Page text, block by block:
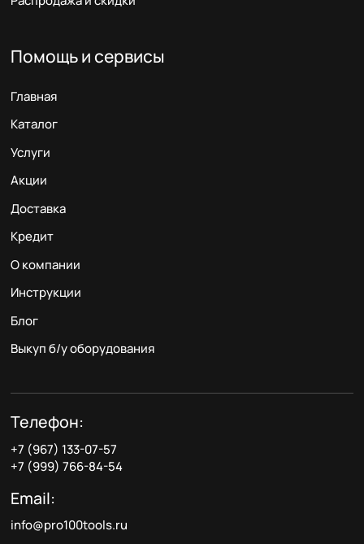
Помощь и сервисы
Главная
Каталог
Услуги
Акции
Доставка
Кредит
О компании
Инструкции
Блог
Выкуп б/у оборудования
Телефон:
+7 (967) 133-07-57
+7 (999) 766-84-54
Email:
info@pro100tools.ru